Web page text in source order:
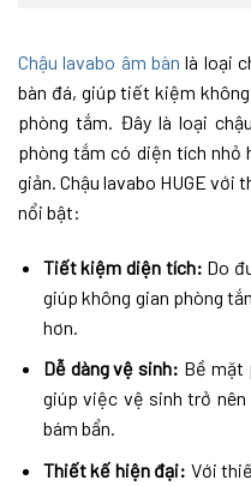
Chậu lavabo âm bàn là loại
bàn đá, giúp tiết kiệm
phòng tắm. Đây là loại
phòng tắm có diện tích nhỏ
giản. Chậu lavabo HUGE với
nổi bật:
Tiết kiệm diện tích: Do
giúp không gian phòng
hơn.
Dễ dàng vệ sinh: Bề mặt
giúp việc vệ sinh trở nên
bám bẩn.
Thiết kế hiện đại: Với